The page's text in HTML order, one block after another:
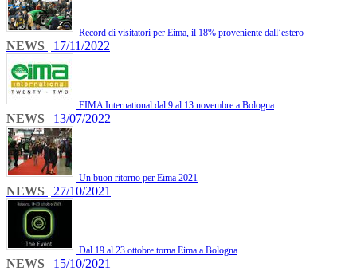
Record di visitatori per Eima, il 18% proveniente dall’estero
NEWS | 17/11/2022
EIMA International dal 9 al 13 novembre a Bologna
NEWS | 13/07/2022
Un buon ritorno per Eima 2021
NEWS | 27/10/2021
Dal 19 al 23 ottobre torna Eima a Bologna
NEWS | 15/10/2021